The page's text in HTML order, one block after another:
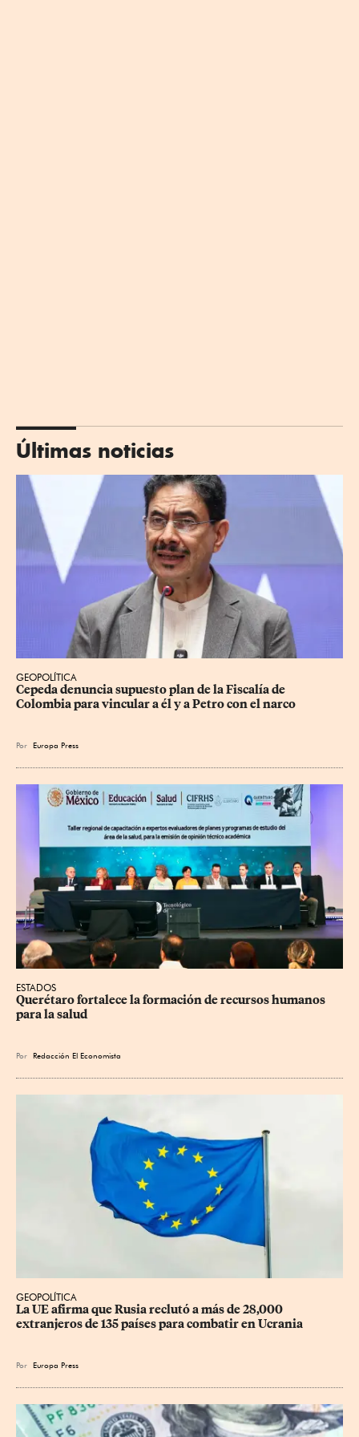
Últimas noticias
GEOPOLÍTICA
Cepeda denuncia supuesto plan de la Fiscalía de
Colombia para vincular a él y a Petro con el narco
Por Europa Press
ESTADOS
Querétaro fortalece la formación de recursos humanos
para la salud
Por Redacción El Economista
GEOPOLÍTICA
La UE afirma que Rusia reclutó a más de 28,000
extranjeros de 135 países para combatir en Ucrania
Por Europa Press